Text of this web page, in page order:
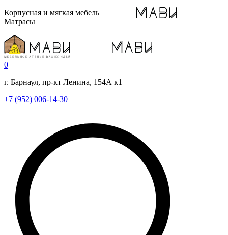
Корпусная и мягкая мебель
Матрасы
0
г. Барнаул, пр-кт Ленина, 154А к1
+7 (952) 006-14-30